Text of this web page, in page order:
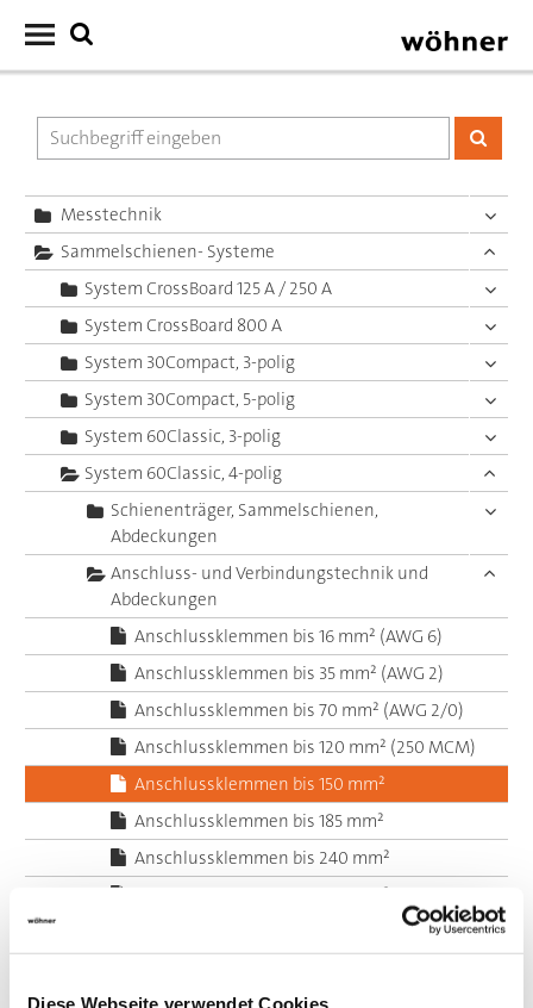
Diese Webseite verwendet Cookies
Messtechnik
Sammelschienen- Systeme
System CrossBoard 125 A / 250 A
System CrossBoard 800 A
System 30Compact, 3-polig
System 30Compact, 5-polig
System 60Classic, 3-polig
System 60Classic, 4-polig
Schienenträger, Sammelschienen,
Abdeckungen
Anschluss- und Verbindungstechnik und
Abdeckungen
Anschlussklemmen bis 16 mm² (AWG 6)
Anschlussklemmen bis 35 mm² (AWG 2)
Anschlussklemmen bis 70 mm² (AWG 2/0)
Anschlussklemmen bis 120 mm² (250 MCM)
Anschlussklemmen bis 150 mm²
Anschlussklemmen bis 185 mm²
Anschlussklemmen bis 240 mm²
Anschlussklemmen bis 300 mm²
Anschlussklemmenplatten bis 300 mm² (600
MCM)
Abdeckungen für Klemmen